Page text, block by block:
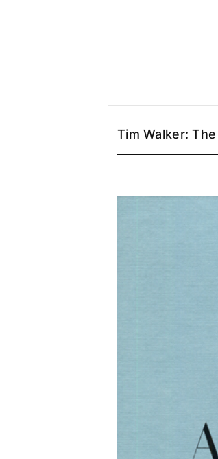
Tim Walker: